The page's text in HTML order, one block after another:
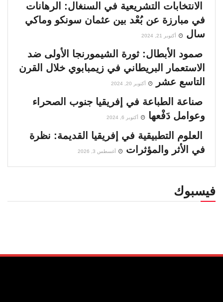
الانتخابات التشريعية في السنغال: الرهانات
في مبارزة عن بُعْد بين عثمان سونكو وماكي
سال
أكتوبر 21, 2024
صمود الأبطال: ثورة الشيمورنجا الأولى ضد
الاستعمار البريطاني في زيمبابوي خلال القرن
التاسع عشر
أكتوبر 20, 2024
صناعة الطباعة في إفريقيا جنوب الصحراء
وعوامل دَفْعها
أكتوبر 6, 2024
العلوم التطبيقية في إفريقيا القديمة: نظرة
في الأثر والمؤثرات
أغسطس 3, 2026
فيسبوك